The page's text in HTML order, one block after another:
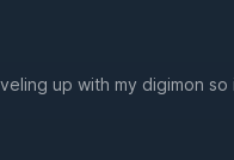
up with my digimon